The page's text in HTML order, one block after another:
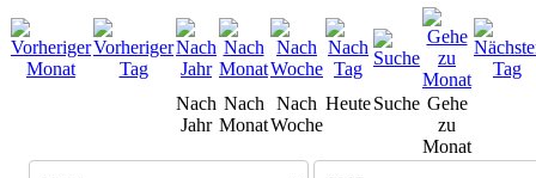
Nach
Jahr
Nach
Monat
Nach
Woche
HeuteSuche Gehe
zu
Monat